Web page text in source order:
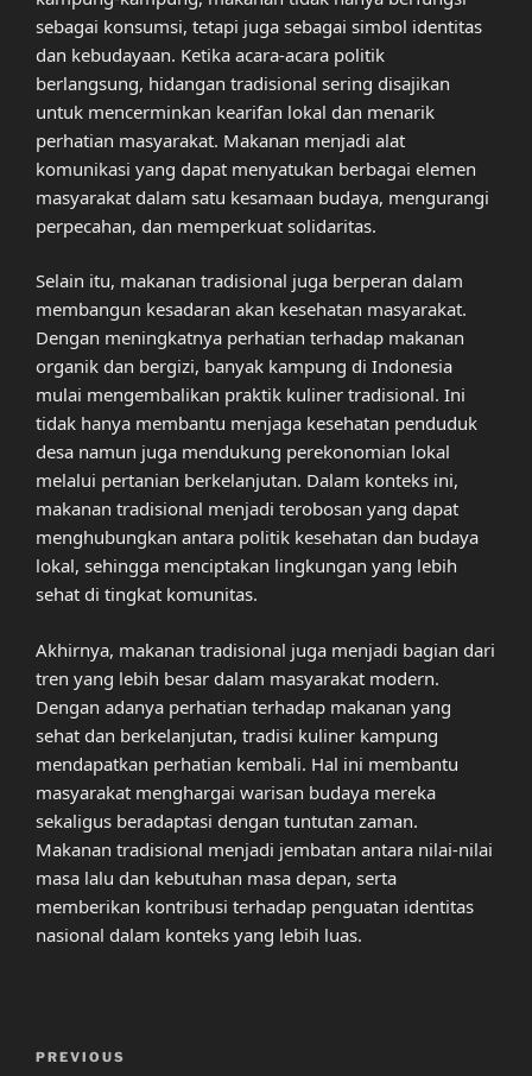
sebagai konsumsi, tetapi juga sebagai simbol identitas
dan kebudayaan. Ketika acara-acara politik
berlangsung, hidangan tradisional sering disajikan
untuk mencerminkan kearifan lokal dan menarik
perhatian masyarakat. Makanan menjadi alat
komunikasi yang dapat menyatukan berbagai elemen
masyarakat dalam satu kesamaan budaya, mengurangi
perpecahan, dan memperkuat solidaritas.
Selain itu, makanan tradisional juga berperan dalam
membangun kesadaran akan kesehatan masyarakat.
Dengan meningkatnya perhatian terhadap makanan
organik dan bergizi, banyak kampung di Indonesia
mulai mengembalikan praktik kuliner tradisional. Ini
tidak hanya membantu menjaga kesehatan penduduk
desa namun juga mendukung perekonomian lokal
melalui pertanian berkelanjutan. Dalam konteks ini,
makanan tradisional menjadi terobosan yang dapat
menghubungkan antara politik kesehatan dan budaya
lokal, sehingga menciptakan lingkungan yang lebih
sehat di tingkat komunitas.
Akhirnya, makanan tradisional juga menjadi bagian dari
tren yang lebih besar dalam masyarakat modern.
Dengan adanya perhatian terhadap makanan yang
sehat dan berkelanjutan, tradisi kuliner kampung
mendapatkan perhatian kembali. Hal ini membantu
masyarakat menghargai warisan budaya mereka
sekaligus beradaptasi dengan tuntutan zaman.
Makanan tradisional menjadi jembatan antara nilai-nilai
masa lalu dan kebutuhan masa depan, serta
memberikan kontribusi terhadap penguatan identitas
nasional dalam konteks yang lebih luas.
Previous
PREVIOUS